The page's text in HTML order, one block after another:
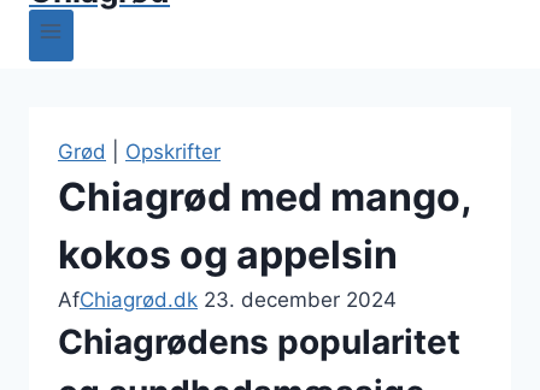
Grød Opskrifter
Chiagrød med mango,
kokos og appelsin
AfChiagrød.dk 23. december 2024
Chiagrødens popularitet